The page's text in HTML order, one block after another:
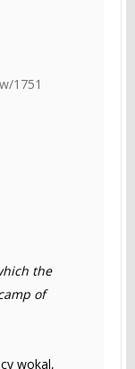
1751
the
of
wokal,